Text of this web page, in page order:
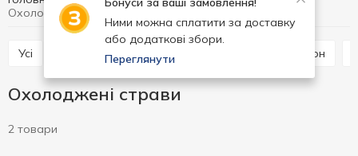
Ними можна сплатити за доставку
або додаткові збори.
Переглянути
Охолоджені страви
Усі Бекон
Охолоджені страви
2 товари